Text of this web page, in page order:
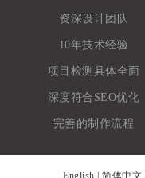
资深设计团队
10年技术经验
项目检测具体全面
深度符合SEO优化
完善的制作流程
English | 简体中文